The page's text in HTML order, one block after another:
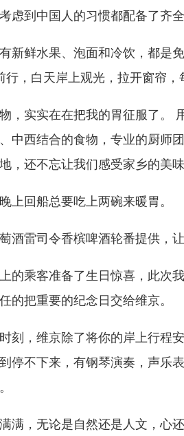
虑到中国人的习惯都配备了齐
新鲜水果、泡面和冷饮，都是
行，白天岸上观光，拉开窗帘，
，实实在在把我的胃征服了。
中西结合的食物，专业的厨师
，还不忘让我们感受家乡的美
上回船总要吃上两碗来暖胃。
酒雷司令香槟啤酒轮番提供，
的乘客准备了生日惊喜，此次
的把重要的纪念日交给维京。
刻，维京除了将你的岸上行程
停不下来，有钢琴演奏，声乐
满，无论是自然还是人文，心